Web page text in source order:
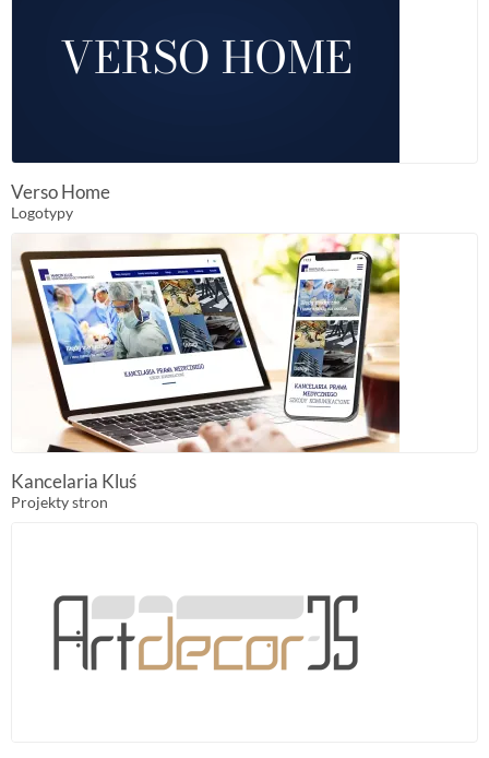
Verso Home
Logotypy
Kancelaria Kluś
Projekty stron